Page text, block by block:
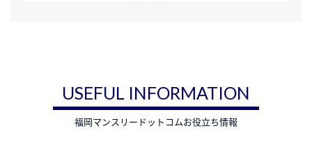
USEFUL INFORMATION
福岡マンスリードットコムお役立ち情報